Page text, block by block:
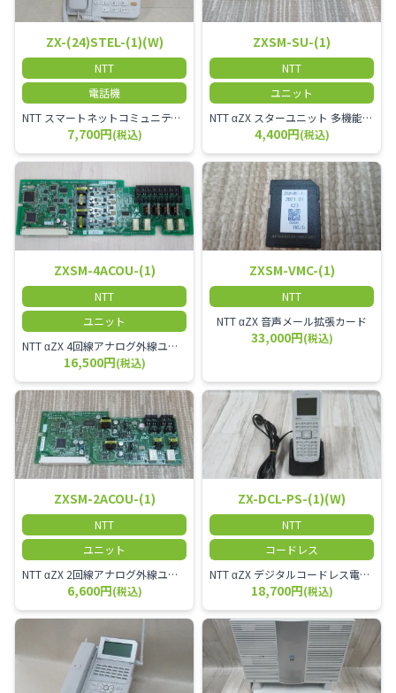
ZX-(24)STEL-(1)(W)
NTT
電話機
NTT スマートネットコミュニティαZX 24ボタンスター標準電話機
7,700円(税込)
ZXSM-SU-(1)
NTT
ユニット
NTT αZX スターユニット 多機能電話機ユニット
4,400円(税込)
ZXSM-4ACOU-(1)
NTT
ユニット
NTT αZX 4回線アナログ外線ユニット アナログ4ch収容ユニット
16,500円(税込)
ZXSM-VMC-(1)
NTT
NTT αZX 音声メール拡張カード
33,000円(税込)
ZXSM-2ACOU-(1)
NTT
ユニット
NTT αZX 2回線アナログ外線ユニット
6,600円(税込)
ZX-DCL-PS-(1)(W)
NTT
コードレス
NTT αZX デジタルコードレス電話機 対応主装置及びアンテナを使用してご利用いただけます。 特に工場や倉庫等、オフィスから離れたところで作業をされている方に適しています。
18,700円(税込)